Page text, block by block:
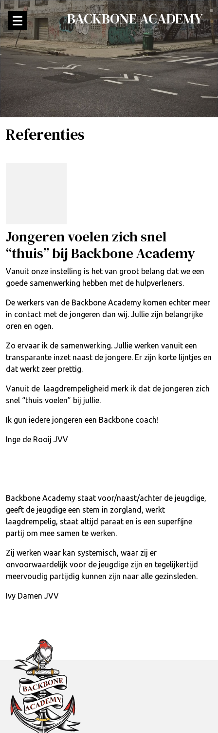
BACKBONE ACADEMY
Referenties
Jongeren voelen zich snel
“thuis” bij Backbone Academy
Vanuit onze instelling is het van groot belang dat we een
goede samenwerking hebben met de hulpverleners.
De werkers van de Backbone Academy komen echter meer
in contact met de jongeren dan wij. Jullie zijn belangrijke
oren en ogen.
Zo ervaar ik de samenwerking. Jullie werken vanuit een
transparante inzet naast de jongere. Er zijn korte lijntjes en
dat werkt zeer prettig.
Vanuit de laagdrempeligheid merk ik dat de jongeren zich
snel “thuis voelen” bij jullie.
Ik gun iedere jongeren een Backbone coach!
Inge de Rooij JVV
Backbone Academy staat voor/naast/achter de jeugdige,
geeft de jeugdige een stem in zorgland, werkt
laagdrempelig, staat altijd paraat en is een superfijne
partij om mee samen te werken.
Zij werken waar kan systemisch, waar zij er
onvoorwaardelijk voor de jeugdige zijn en tegelijkertijd
meervoudig partijdig kunnen zijn naar alle gezinsleden.
Ivy Damen JVV